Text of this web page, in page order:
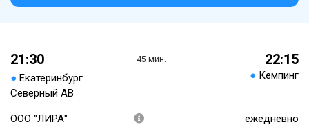
21:30
● Екатеринбург
Северный АВ
45 мин. 22:15
● Кемпинг
ООО "ЛИРА"
ежедневно